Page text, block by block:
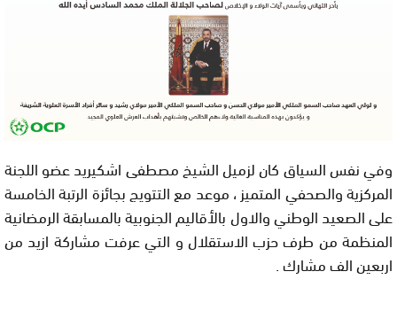
وفي نفس السياق كان لزميل الشيخ مصطفى اشكيريد عضو اللجنة
المركزية والصحفي المتميز ، موعد مع التتويج بجائزة الرتبة الخامسة
على الصعيد الوطني والاول بالأقاليم الجنوبية بالمسابقة الرمضانية
المنظمة من طرف حزب الاستقلال و التي عرفت مشاركة ازيد من
اربعين الف مشارك .